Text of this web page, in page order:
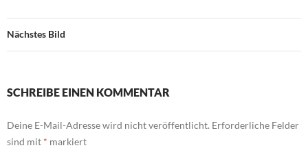
Nächstes Bild
SCHREIBE EINEN KOMMENTAR
Deine E-Mail-Adresse wird nicht veröffentlicht. Erforderliche Felder
sind mit * markiert